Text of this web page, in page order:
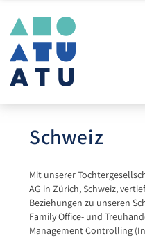
Schweiz
Mit unserer
AG in Zürich, Schweiz,
Beziehungen zu unseren
Family Office- und
Management Controlling